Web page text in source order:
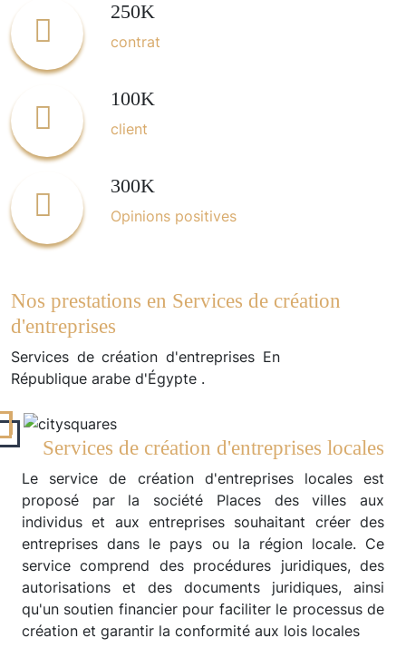
250K
contrat
100K
client
300K
Opinions positives
Nos prestations en Services de création
d'entreprises
Services de création d'entreprises En
République arabe d'Égypte .
Services de création d'entreprises locales
Le service de création d'entreprises locales est
proposé par la société Places des villes aux
individus et aux entreprises souhaitant créer des
entreprises dans le pays ou la région locale. Ce
service comprend des procédures juridiques, des
autorisations et des documents juridiques, ainsi
qu'un soutien financier pour faciliter le processus de
création et garantir la conformité aux lois locales